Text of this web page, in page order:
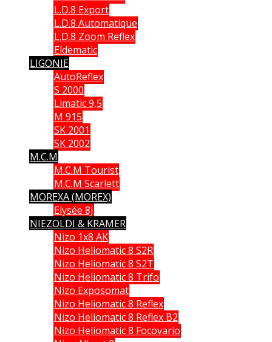
L.D.8 Export
L.D.8 Automatique
L.D.8 Zoom Reflex
Eldematic
LIGONIE
AutoReflex
S 2000
Limatic 9,5
M 915
SK 2001
SK 2002
M.C.M
M.C.M Tourist
M.C.M Scarlett
MOREXA (MOREX)
Elysée 8J
NIEZOLDI & KRAMER
Nizo 1x8 AK
Nizo Heliomatic 8 S2R
Nizo Heliomatic 8 S2T
Nizo Heliomatic 8 Trifo
Nizo Exposomat
Nizo Heliomatic 8 Reflex
Nizo Heliomatic 8 Reflex B2
Nizo Heliomatic 8 Focovario